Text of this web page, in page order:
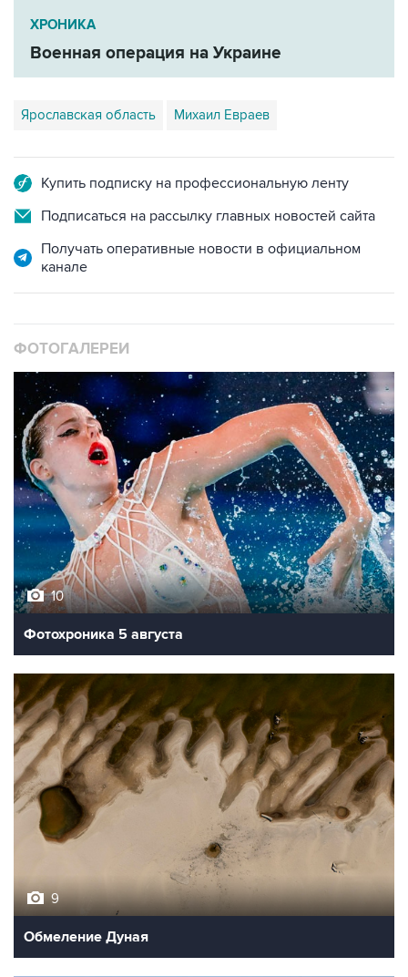
Военная операция на Украине
Ярославская область Михаил Евраев
Подписаться на рассылку главных новостей сайта
Получать оперативные новости в официальном
канале
10
Фотохроника 5 августа
Обмеление Дуная